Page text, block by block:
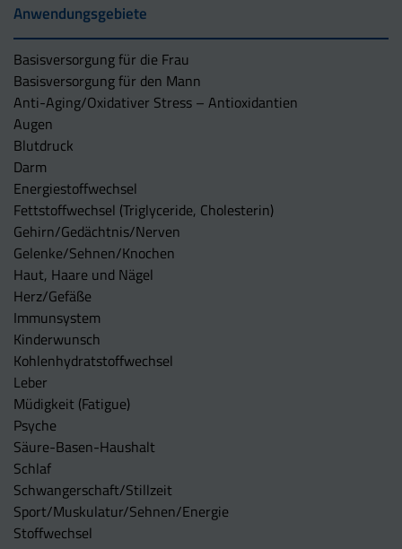
Anwendungsgebiete
Basisversorgung für die Frau
Basisversorgung für den Mann
Anti-Aging/Oxidativer Stress – Antioxidantien
Augen
Blutdruck
Darm
Energiestoffwechsel
Fettstoffwechsel (Triglyceride, Cholesterin)
Gehirn/Gedächtnis/Nerven
Gelenke/Sehnen/Knochen
Haut, Haare und Nägel
Herz/Gefäße
Immunsystem
Kinderwunsch
Kohlenhydratstoffwechsel
Leber
Müdigkeit (Fatigue)
Psyche
Säure-Basen-Haushalt
Schlaf
Schwangerschaft/Stillzeit
Sport/Muskulatur/Sehnen/Energie
Stoffwechsel